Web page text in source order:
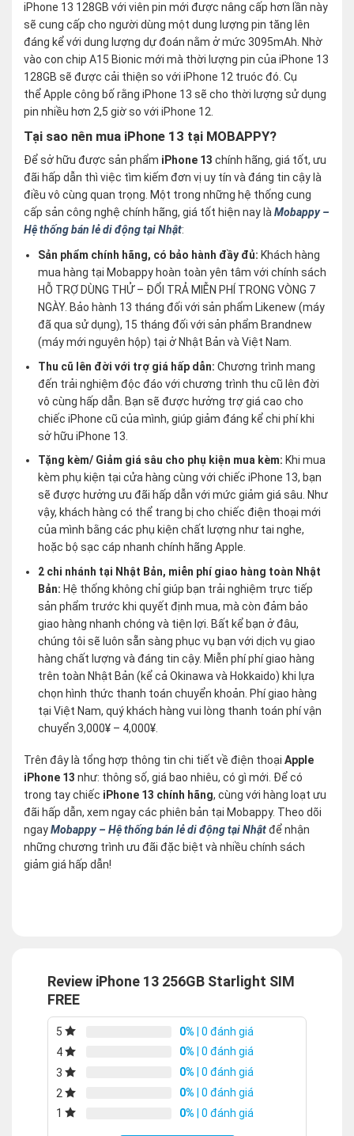
iPhone 13 128GB với viên pin mới được nâng cấp hơn lần này
sẽ cung cấp cho người dùng một dung lượng pin tăng lên
đáng kể với dung lượng dự đoán nằm ở mức 3095mAh. Nhờ
vào con chip A15 Bionic mới mà thời lượng pin của iPhone 13
128GB sẽ được cải thiện so với iPhone 12 truóc đó. Cụ
thể Apple công bố rằng iPhone 13 sẽ cho thời lượng sử dụng
pin nhiều hơn 2,5 giờ so với iPhone 12.
Tại sao nên mua iPhone 13 tại MOBAPPY?
Để sở hữu được sản phẩm iPhone 13 chính hãng, giá tốt, ưu
đãi hấp dẫn thì việc tìm kiếm đơn vị uy tín và đáng tin cậy là
điều vô cùng quan trọng. Một trong những hệ thống cung
cấp sản công nghệ chính hãng, giá tốt hiện nay làMobappy –
Hệ thống bán lẻ di động tại Nhật:
Sản phẩm chính hãng, có bảo hành đầy đủ: Khách hàng
mua hàng tại Mobappy hoàn toàn yên tâm với chính sách
HỖ TRỢ DÙNG THỬ – ĐỔI TRẢ MIỄN PHÍ TRONG VÒNG 7
NGÀY. Bảo hành 13 tháng đối với sản phẩm Likenew (máy
đã qua sử dụng), 15 tháng đối với sản phẩm Brandnew
(máy mới nguyên hộp) tại ở Nhật Bản và Việt Nam.
Thu cũ lên đời với trợ giá hấp dẫn:Chương trình mang
đến trải nghiệm độc đáo với chương trình thu cũ lên đời
vô cùng hấp dẫn. Bạn sẽ được hưởng trợ giá cao cho
chiếc iPhone cũ của mình, giúp giảm đáng kể chi phí khi
sở hữu iPhone 13.
Tặng kèm/ Giảm giá sâu cho phụ kiện mua kèm: Khi mua
kèm phụ kiện tại cửa hàng cùng với chiếc iPhone 13, bạn
sẽ được hưởng ưu đãi hấp dẫn với mức giảm giá sâu. Như
vậy, khách hàng có thể trang bị cho chiếc điện thoại mới
của mình bằng các phụ kiện chất lượng như tai nghe,
hoặc bộ sạc cáp nhanh chính hãng Apple.
2 chi nhánh tại Nhật Bản, miễn phí giao hàng toàn Nhật
Bản:Hệ thống không chỉ giúp bạn trải nghiệm trực tiếp
sản phẩm trước khi quyết định mua, mà còn đảm bảo
giao hàng nhanh chóng và tiện lợi. Bất kể bạn ở đâu,
chúng tôi sẽ luôn sẵn sàng phục vụ bạn với dịch vụ giao
hàng chất lượng và đáng tin cậy. Miễn phí phí giao hàng
trên toàn Nhật Bản (kể cả Okinawa và Hokkaido) khi lựa
chọn hình thức thanh toán chuyển khoản. Phí giao hàng
tại Việt Nam, quý khách hàng vui lòng thanh toán phí vận
chuyển 3,000¥ – 4,000¥.
Trên đây là tổng hợp thông tin chi tiết về điện thoại Apple
iPhone 13 như: thông số, giá bao nhiêu, có gì mới. Để có
trong tay chiếc iPhone 13 chính hãng, cùng với hàng loạt ưu
đãi hấp dẫn, xem ngay các phiên bản tại Mobappy. Theo dõi
ngayMobappy – Hệ thống bán lẻ di động tại Nhậtđể nhận
những chương trình ưu đãi đặc biệt và nhiều chính sách
giảm giá hấp dẫn!
Review iPhone 13 256GB Starlight SIM
FREE
5 0% | 0 đánh giá
4
0% | 0 đánh giá
3
0% | 0 đánh giá
2
0% | 0 đánh giá
1
0% | 0 đánh giá